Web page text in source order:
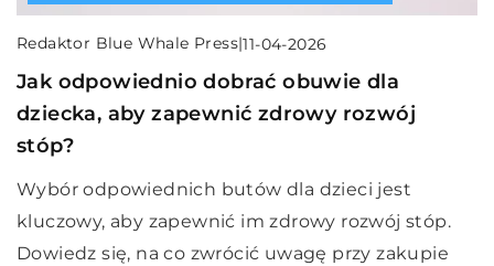
Redaktor Blue Whale Press|11-04-2026
Jak odpowiednio dobrać obuwie dla
dziecka, aby zapewnić zdrowy rozwój
stóp?
Wybór odpowiednich butów dla dzieci jest
kluczowy, aby zapewnić im zdrowy rozwój stóp.
Dowiedz się, na co zwrócić uwagę przy zakupie